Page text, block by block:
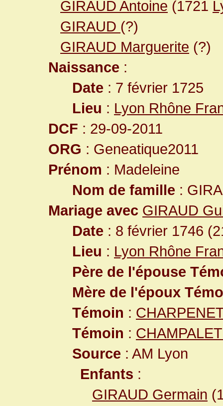
GIRAUD Antoine (1721
GIRAUD (?)
GIRAUD Marguerite (?)
Naissance :
Date : 7 février 1725
Lieu : Lyon Rhône
DCF : 29-09-2011
ORG : Geneatique2011
Prénom : Madeleine
Nom de famille :
Mariage avec GIRAUD
Date : 8 février 1746
Lieu : Lyon Rhône
Père de l'épouse
Mère de l'époux
Témoin :
Témoin :
Source : AM Lyon
Enfants :
GIRAUD Germain